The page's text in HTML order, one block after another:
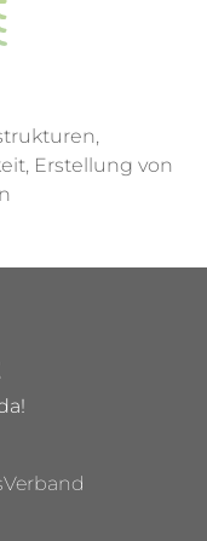
Erstellung von